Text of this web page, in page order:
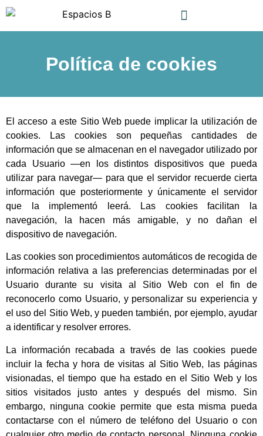
Política de cookies
El acceso a este Sitio Web puede implicar la utilización de
cookies. Las cookies son pequeñas cantidades de
información que se almacenan en el navegador utilizado por
cada Usuario —en los distintos dispositivos que pueda
utilizar para navegar— para que el servidor recuerde cierta
información que posteriormente y únicamente el servidor
que la implementó leerá. Las cookies facilitan la
navegación, la hacen más amigable, y no dañan el
dispositivo de navegación.
Las cookies son procedimientos automáticos de recogida de
información relativa a las preferencias determinadas por el
Usuario durante su visita al Sitio Web con el fin de
reconocerlo como Usuario, y personalizar su experiencia y
el uso del Sitio Web, y pueden también, por ejemplo, ayudar
a identificar y resolver errores.
La información recabada a través de las cookies puede
incluir la fecha y hora de visitas al Sitio Web, las páginas
visionadas, el tiempo que ha estado en el Sitio Web y los
sitios visitados justo antes y después del mismo. Sin
embargo, ninguna cookie permite que esta misma pueda
contactarse con el número de teléfono del Usuario o con